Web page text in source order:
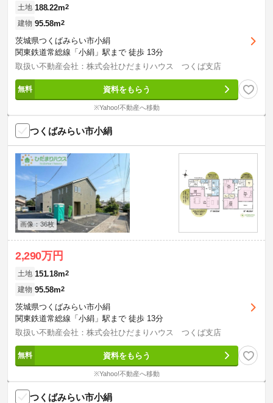
土地 188.22m2
建物 95.58m2
茨城県つくばみらい市小絹
関東鉄道常総線「小絹」駅まで 徒歩 13分
取扱い不動産会社：株式会社ひだまりハウス つくば支店
資料をもらう
※Yahoo!不動産へ移動
つくばみらい市小絹
画像：36枚
2,290万円
土地 151.18m2
建物 95.58m2
茨城県つくばみらい市小絹
関東鉄道常総線「小絹」駅まで 徒歩 13分
取扱い不動産会社：株式会社ひだまりハウス つくば支店
資料をもらう
※Yahoo!不動産へ移動
つくばみらい市小絹